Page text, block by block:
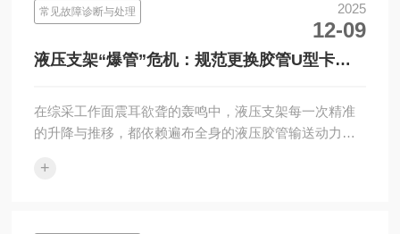
常见故障诊断与处理 2025
12-09
液压支架“爆管”危机：规范更换胶管U型卡，
在综采工作面震耳欲聋的轰鸣中，液压支架每一次精准
的升降与推移，都依赖遍布全身的液压胶管输送动力。
卡（又称U型销···
+